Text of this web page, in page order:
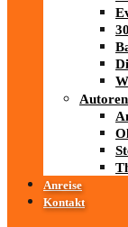
Autoren
Anreise
Kontakt